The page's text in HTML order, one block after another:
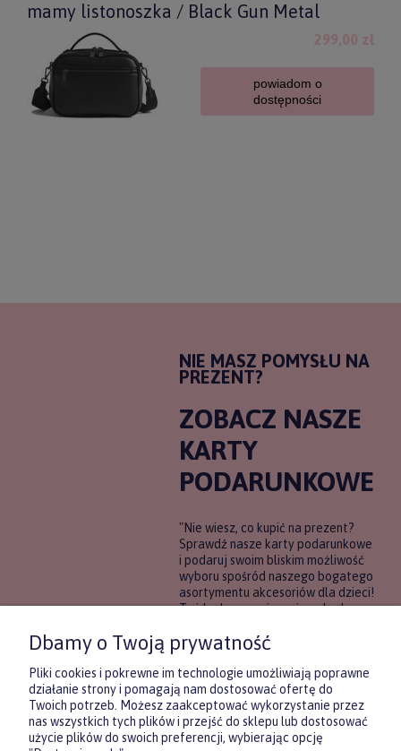
mamy listonoszka / Black Gun Metal
299,00 zł
powiadom o
dostępności
NIE MASZ POMYSŁU NA
PREZENT?
ZOBACZ NASZE
KARTY
PODARUNKOWE
"Nie wiesz, co kupić na prezent?
Sprawdź nasze karty podarunkowe
i podaruj swoim bliskim możliwość
wyboru spośród naszego bogatego
asortymentu akcesoriów dla dzieci!
To idealne rozwiązanie, gdy chcesz
pewności, co będzie najbardziej
trafione.
DOWIEDZ SIĘ WIĘCEJ
Dbamy o Twoją prywatność
Pliki cookies i pokrewne im technologie umożliwiają poprawne
działanie strony i pomagają nam dostosować ofertę do
Twoich potrzeb. Możesz zaakceptować wykorzystanie przez
nas wszystkich tych plików i przejść do sklepu lub dostosować
użycie plików do swoich preferencji, wybierając opcję